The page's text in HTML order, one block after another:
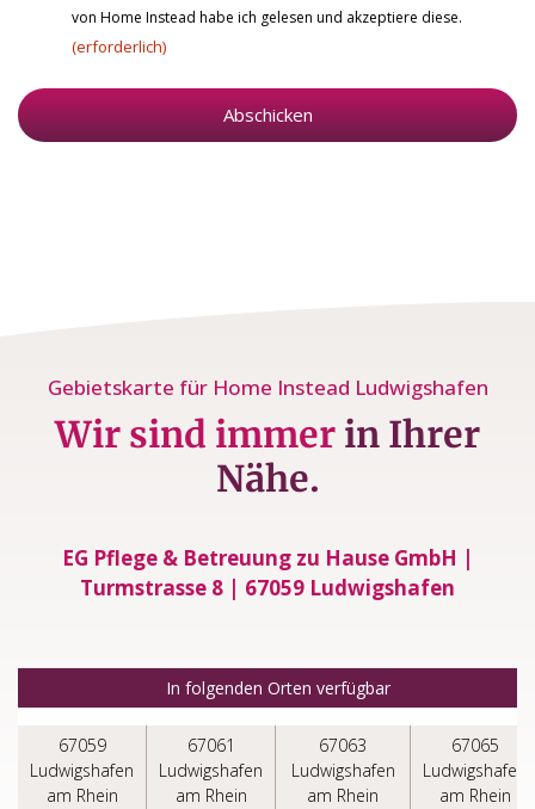
von Home Instead habe ich gelesen und akzeptiere diese.
(erforderlich)
Abschicken
Gebietskarte für Home Instead Ludwigshafen
Wir sind immer in Ihrer
Nähe.
EG Pflege & Betreuung zu Hause GmbH |
Turmstrasse 8 | 67059 Ludwigshafen
In folgenden Orten verfügbar
67059
Ludwigshafen
am Rhein
67061
Ludwigshafen
am Rhein
67063
Ludwigshafen
am Rhein
67065
Ludwigshafen
am Rhein